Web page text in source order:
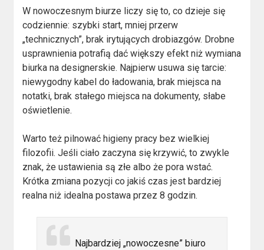
W nowoczesnym biurze liczy się to, co dzieje się
codziennie: szybki start, mniej przerw
„technicznych”, brak irytujących drobiazgów. Drobne
usprawnienia potrafią dać większy efekt niż wymiana
biurka na designerskie. Najpierw usuwa się tarcie:
niewygodny kabel do ładowania, brak miejsca na
notatki, brak stałego miejsca na dokumenty, słabe
oświetlenie.
Warto też pilnować higieny pracy bez wielkiej
filozofii. Jeśli ciało zaczyna się krzywić, to zwykle
znak, że ustawienia są złe albo że pora wstać.
Krótka zmiana pozycji co jakiś czas jest bardziej
realna niż idealna postawa przez 8 godzin.
Najbardziej „nowoczesne” biuro